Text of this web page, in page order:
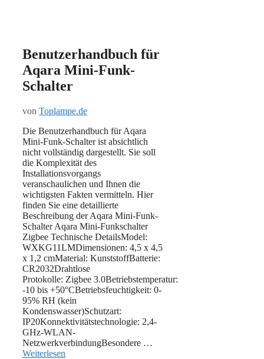
Benutzerhandbuch für
Aqara Mini-Funk-
Schalter
von Toplampe.de
Die Benutzerhandbuch für Aqara
Mini-Funk-Schalter ist absichtlich
nicht vollständig dargestellt. Sie soll
die Komplexität des
Installationsvorgangs
veranschaulichen und Ihnen die
wichtigsten Fakten vermitteln. Hier
finden Sie eine detaillierte
Beschreibung der Aqara Mini-Funk-
Schalter Aqara Mini-Funkschalter
Zigbee Technische DetailsModel:
WXKG11LMDimensionen: 4,5 x 4,5
x 1,2 cmMaterial: KunststoffBatterie:
‎CR2032Drahtlose
Protokolle: Zigbee 3.0Betriebstemperatur:
-10 bis +50°CBetriebsfeuchtigkeit: 0-
95% RH (kein
Kondenswasser)Schutzart:
IP20Konnektivitätstechnologie: 2,4-
GHz-WLAN-
NetzwerkverbindungBesondere …
Weiterlesen